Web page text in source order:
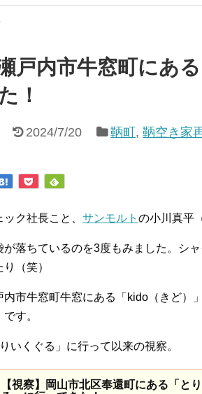
瀬戸内市牛窓町にあ
！
2024/7/20 鞆町 , 鞆空き家
ク社長こと、 サンモルト の小川真平
落ちているのを3度もみました。シ
（笑）
内市牛窓町牛窓にある「kido（きど）
す。
いくぐる」に行って以来の視察。
【視察】岡山市北区奉還町にある「と